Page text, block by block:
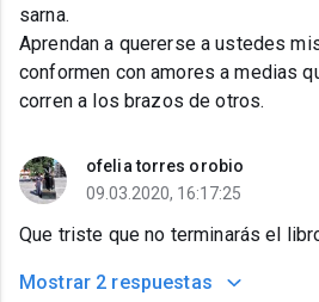
sarna.
Aprendan a quererse a ustedes
conformen con amores a medias
corren a los brazos de otros.
ofelia torres orobio
09.03.2020, 16:17:25
Que triste que no terminarás el
Mostrar 2 respuestas